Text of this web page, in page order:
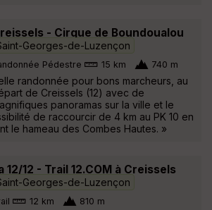
- Cirque de Boundoualou
Georges-de-Luzençon
Pédestre 15 km 740 m
randonnée pour bons marcheurs, au
de Creissels (12) avec de
panoramas sur la ville et le
de raccourcir de 4 km au PK 10 en
le hameau des Combes Hautes. »
12/12 - Trail 12.COM à Creissels
Georges-de-Luzençon
12 km 810 m